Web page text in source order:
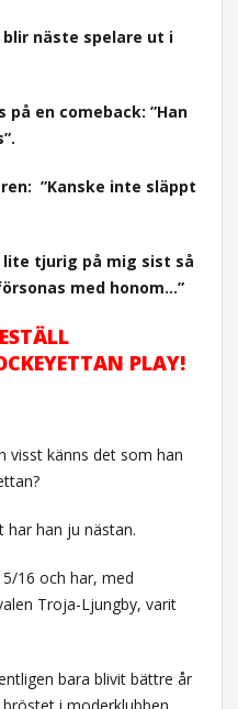
näste spelare ut i
på en comeback: ”Han
”Kanske inte släppt
lite tjurig på mig sist så
med honom…”
PLAY!
visst känns det som han
han ju nästan.
16 och har, med
Troja-Ljungby, varit
bara blivit bättre år